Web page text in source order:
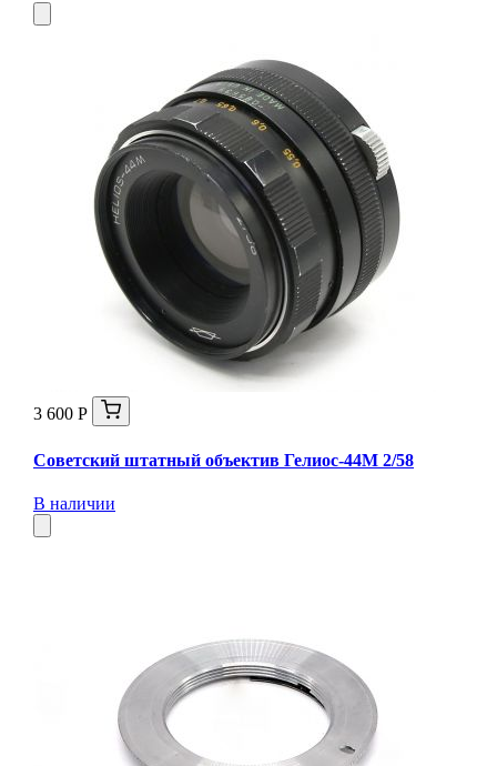
3 600 Р
Советский штатный объектив Гелиос-44М 2/58
В наличии